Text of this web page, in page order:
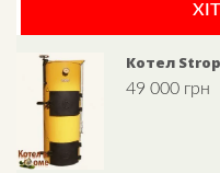
Котел
49 000 грн